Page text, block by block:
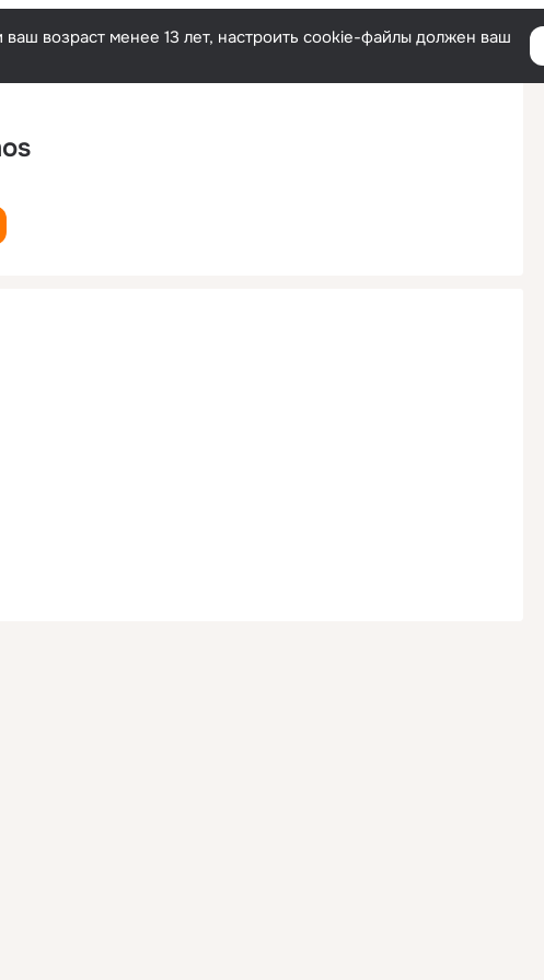
Русский
возраст менее 13 лет, настроить cookie-файлы должен ваш